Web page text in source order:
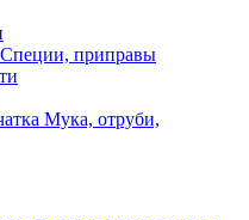
Специи, приправы
Мука, отруби,